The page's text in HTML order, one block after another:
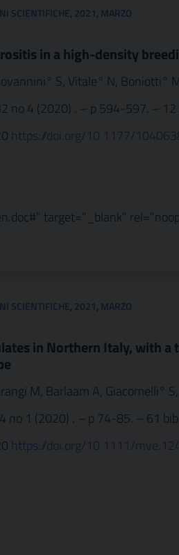
SCIENTIFICHE, 2021, MARZO
in a high-density
S, Vitale° N, Boniotti°
no 4 (2020) . – p 594-597. –
https://doi.org/10.1177/
target=”_blank”
SCIENTIFICHE, 2021, MARZO
in Northern Italy, with
M, Barlaam A, Giacomelli°
no 1 (2020) . – p 74-85. – 61
https://doi.org/10.1111/